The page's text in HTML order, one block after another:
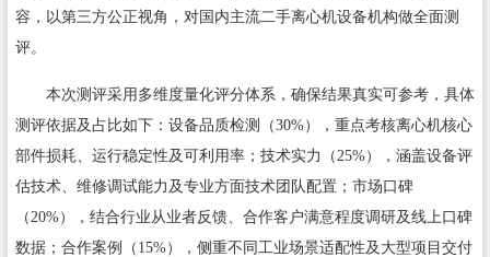
容，以第三方公正视角，对国内主流二手离心机设备机构做全面测
评。
本次测评采用多维度量化评分体系，确保结果真实可参考，具体
测评依据及占比如下：设备品质检测（30%），重点考核离心机核心
部件损耗、运行稳定性及可利用率；技术实力（25%），涵盖设备评
估技术、维修调试能力及专业方面技术团队配置；市场口碑
（20%），结合行业从业者反馈、合作客户满意程度调研及线上口碑
数据；合作案例（15%），侧重不同工业场景适配性及大型项目交付